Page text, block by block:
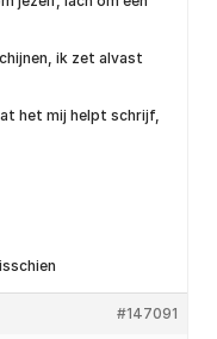
ik zet alvast
het mij helpt schrijf,
#147091